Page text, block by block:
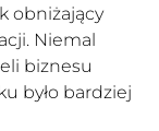
obniżający
Niemal
biznesu
było bardziej